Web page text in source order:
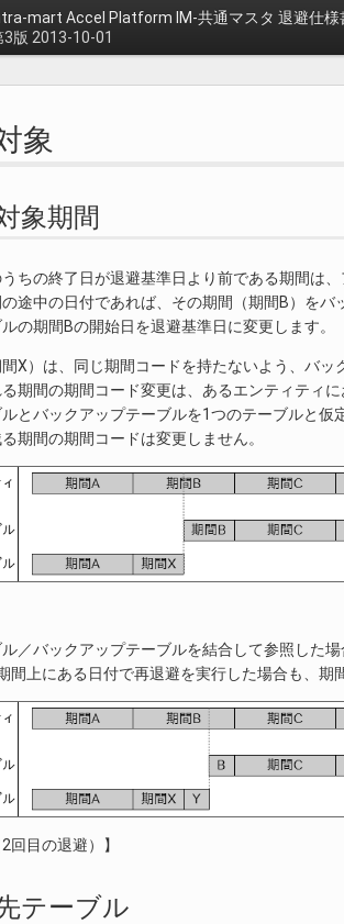
mart Accel Platform IM-共通マスタ 退避仕様
3版 2013-10-01
象
象期間
ちの終了日が退避基準日より前である期間は
途中の日付であれば、その期間（期間B）を
の期間Bの開始日を退避基準日に変更します。
X）は、同じ期間コードを持たないよう、バ
期間の期間コード変更は、あるエンティティ
とバックアップテーブルを1つのテーブルと
期間の期間コードは変更しません。
／バックアップテーブルを結合して参照した
間上にある日付で再退避を実行した場合も、
回目の退避）】
テーブル